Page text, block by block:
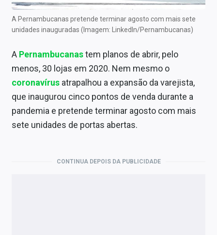
Central de Fundos Imobiliários
Central dos IPOs
Finanças Pessoais
Economia
A Pernambucanas pretende terminar agosto com mais sete
unidades inauguradas (Imagem: LinkedIn/Pernambucanas)
A Pernambucanastem planos de abrir, pelo
menos, 30 lojas em 2020. Nem mesmo o
coronavírus atrapalhou a expansão da varejista,
que inaugurou cinco pontos de venda durante a
pandemia e pretende terminar agosto com mais
sete unidades de portas abertas.
CONTINUA DEPOIS DA PUBLICIDADE